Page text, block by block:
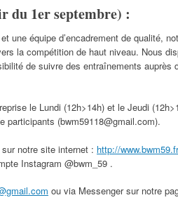
du 1er septembre) :
une équipe d’encadrement de qualité,
la compétition de haut niveau. Nous
de suivre des entraînements auprès
le Lundi (12h>14h) et le Jeudi
participants (bwm59118@gmail.com).
notre site internet : http://www.bwm59.fr
Instagram @bwm_59 .
ou via Messenger sur notre